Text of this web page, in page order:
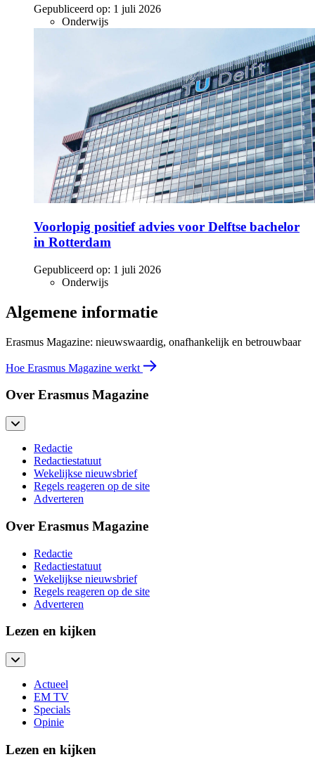
Gepubliceerd op: 1 juli 2026
Onderwijs
Voorlopig positief advies voor Delftse bachelor
in Rotterdam
Gepubliceerd op: 1 juli 2026
Onderwijs
Algemene informatie
Erasmus Magazine: nieuwswaardig, onafhankelijk en betrouwbaar
Hoe Erasmus Magazine werkt
Over Erasmus Magazine
Redactie
Redactiestatuut
Wekelijkse nieuwsbrief
Regels reageren op de site
Adverteren
Over Erasmus Magazine
Redactie
Redactiestatuut
Wekelijkse nieuwsbrief
Regels reageren op de site
Adverteren
Lezen en kijken
Actueel
EM TV
Specials
Opinie
Lezen en kijken